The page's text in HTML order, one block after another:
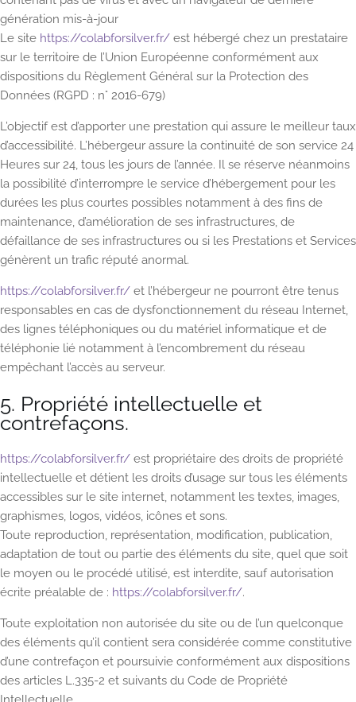
génération mis-à-jour
Le site https://colabforsilver.fr/ est hébergé chez un prestataire
sur le territoire de l’Union Européenne conformément aux
dispositions du Règlement Général sur la Protection des
Données (RGPD : n° 2016-679)
L’objectif est d’apporter une prestation qui assure le meilleur taux
d’accessibilité. L’hébergeur assure la continuité de son service 24
Heures sur 24, tous les jours de l’année. Il se réserve néanmoins
la possibilité d’interrompre le service d’hébergement pour les
durées les plus courtes possibles notamment à des fins de
maintenance, d’amélioration de ses infrastructures, de
défaillance de ses infrastructures ou si les Prestations et Services
génèrent un trafic réputé anormal.
https://colabforsilver.fr/ et l’hébergeur ne pourront être tenus
responsables en cas de dysfonctionnement du réseau Internet,
des lignes téléphoniques ou du matériel informatique et de
téléphonie lié notamment à l’encombrement du réseau
empêchant l’accès au serveur.
5. Propriété intellectuelle et
contrefaçons.
https://colabforsilver.fr/ est propriétaire des droits de propriété
intellectuelle et détient les droits d’usage sur tous les éléments
accessibles sur le site internet, notamment les textes, images,
graphismes, logos, vidéos, icônes et sons.
Toute reproduction, représentation, modification, publication,
adaptation de tout ou partie des éléments du site, quel que soit
le moyen ou le procédé utilisé, est interdite, sauf autorisation
écrite préalable de : https://colabforsilver.fr/.
Toute exploitation non autorisée du site ou de l’un quelconque
des éléments qu’il contient sera considérée comme constitutive
d’une contrefaçon et poursuivie conformément aux dispositions
des articles L.335-2 et suivants du Code de Propriété